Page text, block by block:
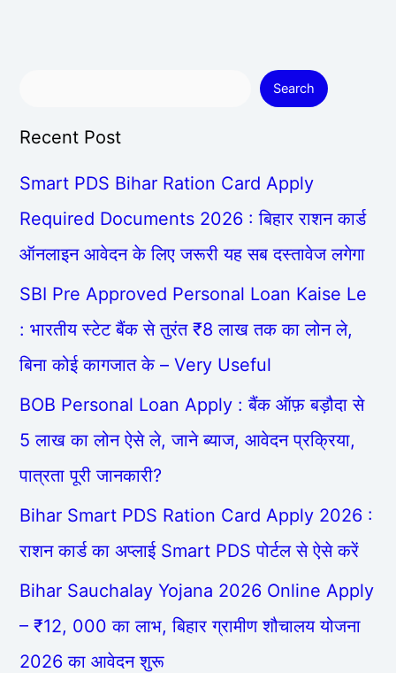
Search
Recent Post
Smart PDS Bihar Ration Card Apply
Required Documents 2026 : बिहार राशन कार्ड
ऑनलाइन आवेदन के लिए जरूरी यह सब दस्तावेज लगेगा
SBI Pre Approved Personal Loan Kaise Le
: भारतीय स्टेट बैंक से तुरंत ₹8 लाख तक का लोन ले,
बिना कोई कागजात के – Very Useful
BOB Personal Loan Apply : बैंक ऑफ़ बड़ौदा से
5 लाख का लोन ऐसे ले, जाने ब्याज, आवेदन प्रक्रिया,
पात्रता पूरी जानकारी?
Bihar Smart PDS Ration Card Apply 2026 :
राशन कार्ड का अप्लाई Smart PDS पोर्टल से ऐसे करें
Bihar Sauchalay Yojana 2026 Online Apply
– ₹12, 000 का लाभ, बिहार ग्रामीण शौचालय योजना
2026 का आवेदन शुरू